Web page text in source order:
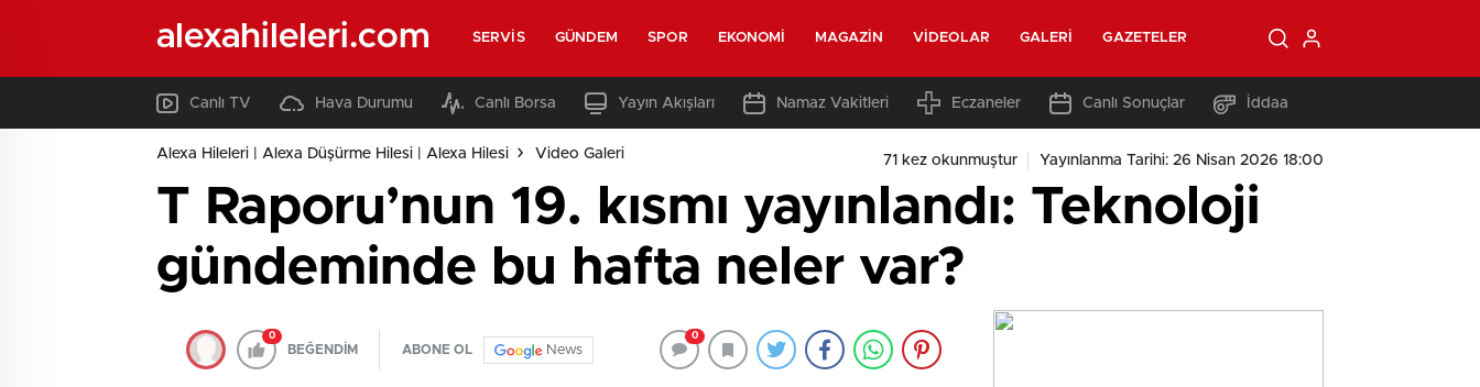
alexahileleri.com SERVIS GÜNDEM SPOR EKONOMI MAGAZIN VIDEOLAR GALERI GAZETELER
Canlı TV Hava Durumu Canlı Borsa Yayın Akışları Namaz Vakitleri Eczaneler Canlı Sonuçlar İddaa
Alexa Hileleri | Alexa Düşürme Hilesi | Alexa Hilesi Video Galeri 71 kez okunmuştur Yayınlanma Tarihi: 26 Nisan 2026 18:00
T Raporu’nun 19. kısmı yayınlandı: Teknoloji
gündeminde bu hafta neler var?
0
BEĞENDİM ABONE OL News
0